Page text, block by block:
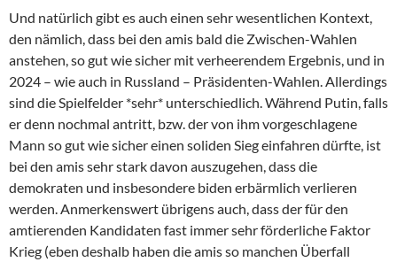
Und natürlich gibt es auch einen sehr wesentlichen Kontext,
den nämlich, dass bei den amis bald die Zwischen-Wahlen
anstehen, so gut wie sicher mit verheerendem Ergebnis, und in
2024 – wie auch in Russland – Präsidenten-Wahlen. Allerdings
sind die Spielfelder *sehr* unterschiedlich. Während Putin, falls
er denn nochmal antritt, bzw. der von ihm vorgeschlagene
Mann so gut wie sicher einen soliden Sieg einfahren dürfte, ist
bei den amis sehr stark davon auszugehen, dass die
demokraten und insbesondere biden erbärmlich verlieren
werden. Anmerkenswert übrigens auch, dass der für den
amtierenden Kandidaten fast immer sehr förderliche Faktor
Krieg (eben deshalb haben die amis so manchen Überfall